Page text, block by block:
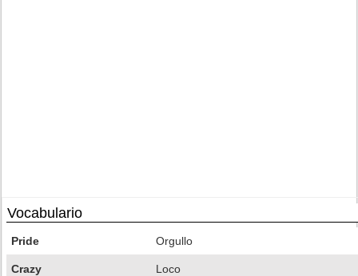
Vocabulario
Pride Orgullo
Crazy Loco